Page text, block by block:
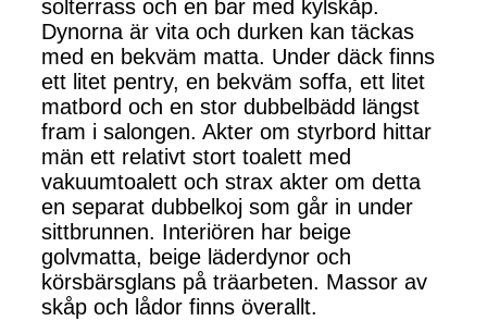
solterrass och en bar med kylskåp.
Dynorna är vita och durken kan täckas
med en bekväm matta. Under däck finns
ett litet pentry, en bekväm soffa, ett litet
matbord och en stor dubbelbädd längst
fram i salongen. Akter om styrbord hittar
män ett relativt stort toalett med
vakuumtoalett och strax akter om detta
en separat dubbelkoj som går in under
sittbrunnen. Interiören har beige
golvmatta, beige läderdynor och
körsbärsglans på träarbeten. Massor av
skåp och lådor finns överallt.